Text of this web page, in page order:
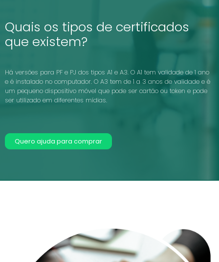
Quais os tipos de certificados
que existem?
Há versões para PF e PJ dos tipos A1 e A3. O A1 tem validade de 1 ano
e é instalado no computador. O A3 tem de 1 a 3 anos de validade e é
um pequeno dispositivo móvel que pode ser cartão ou token e pode
ser utilizado em diferentes mídias.
Quero ajuda para comprar